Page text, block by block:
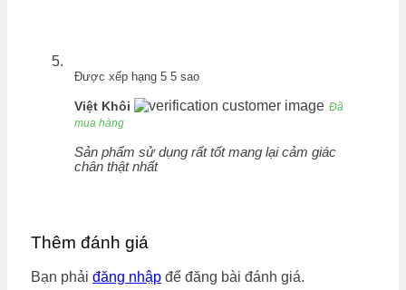
Được xếp hạng 5 5 sao
Việt Khôi
Đã
mua hàng
Sản phẩm sử dụng rất tốt mang lại cảm giác
chân thật nhất
Thêm đánh giá
Bạn phải đăng nhập để đăng bài đánh giá.